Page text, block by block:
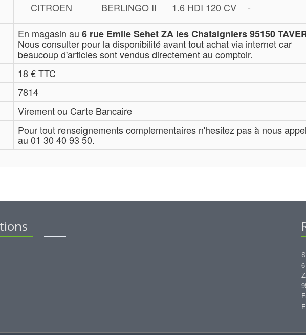
CITROEN
BERLINGO II 1.6 HDI 120 CV
-
En magasin au 6 rue Emile Sehet ZA les Chataigniers 95150
Nous consulter pour la disponibilité avant tout achat via internet car
beaucoup d'articles sont vendus directement au comptoir.
18 € TTC
7814
Virement ou Carte Bancaire
Pour tout renseignements complementaires n'hesitez pas à nous
au 01 30 40 93 50.